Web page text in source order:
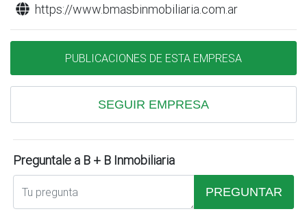
https://www.bmasbinmobiliaria.com.ar
PUBLICACIONES DE ESTA EMPRESA
SEGUIR EMPRESA
Preguntale a B + B Inmobiliaria
PREGUNTAR